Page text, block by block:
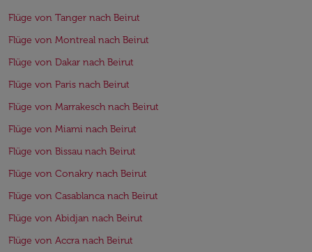
Flüge von Tanger nach Beirut
Flüge von Montreal nach Beirut
Flüge von Dakar nach Beirut
Flüge von Paris nach Beirut
Flüge von Marrakesch nach Beirut
Flüge von Miami nach Beirut
Flüge von Bissau nach Beirut
Flüge von Conakry nach Beirut
Flüge von Casablanca nach Beirut
Flüge von Abidjan nach Beirut
Flüge von Accra nach Beirut